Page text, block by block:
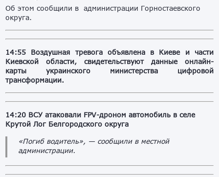
Об этом сообщили в администрации Горностаевского
округа.
14:55 Воздушная тревога объявлена в Киеве и части
Киевской области, свидетельствуют данные онлайн-
карты украинского министерства цифровой
трансформации.
14:20 ВСУ атаковали FPV-дроном автомобиль в селе
Крутой Лог Белгородского округа
«Погиб водитель», — сообщили в местной
администрации.